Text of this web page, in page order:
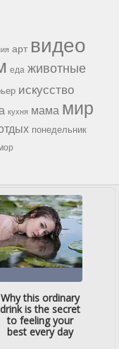
арт видео
еда животные
искусство
кухня мама мир
понедельник